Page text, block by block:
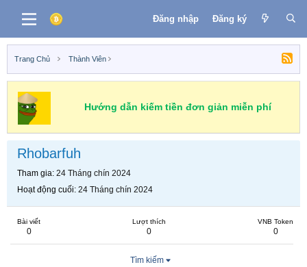
Đăng nhập Đăng ký
Trang Chủ Thành Viên
Hướng dẫn kiếm tiền đơn giản miễn phí
Rhobarfuh
Tham gia 24 Tháng chín 2024
Hoạt động cuối 24 Tháng chín 2024
Bài viết
0
Lượt thích
0
VNB Token
0
Tìm kiếm